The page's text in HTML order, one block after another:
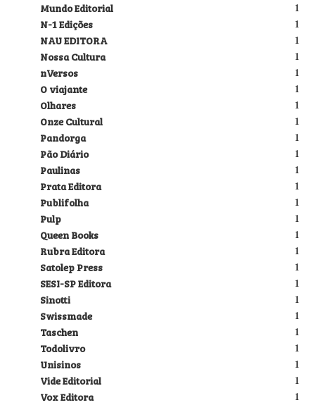
1
Mundo Editorial
1
N-1 Edições
1
NAU EDITORA
1
Nossa Cultura
1
nVersos
1
O viajante
1
Olhares
1
Onze Cultural
1
Pandorga
1
Pão Diário
1
Paulinas
1
Prata Editora
1
Publifolha
1
Pulp
1
Queen Books
1
Rubra Editora
1
Satolep Press
1
SESI-SP Editora
1
Sinotti
1
Swissmade
1
Taschen
1
Todolivro
1
Unisinos
1
Vide Editorial
1
Vox Editora